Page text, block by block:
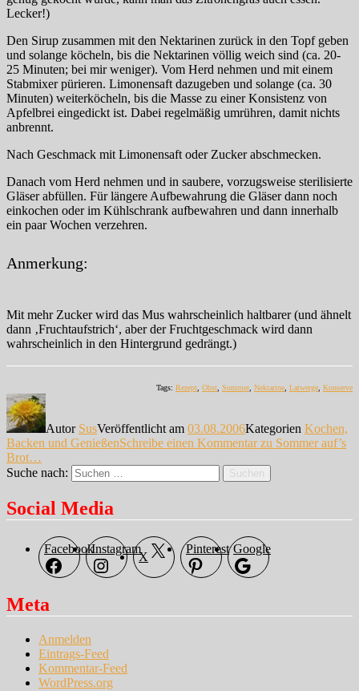
Lecker!)
Den Sirup zusammen mit den Nektarinen zurück in den Topf geben
und solange köcheln, bis die Nektarinen völlig weich sind (ca. 20-
25 Minuten; bei mir weniger). Vom Herd nehmen und mit einem
Stabmixer pürieren. Limonensaft dazugeben und solange (ca. 30
Minuten) weiterköcheln, bis die Masse zu einer Konsistenz von
Apfelbrei eingedickt ist. Dabei regelmäßig umrühren, damit nichts
anbrennt.
Nach Geschmack mit Limonensaft oder Zucker abschmecken.
Danach vom Herd nehmen und in saubere, vorzugsweise sterilisierte
Gläser abfüllen. Für längere Aufbewahrung die Gläser dann noch
einkochen oder im Kühlschrank aufbewahren und dann innerhalb
ein paar Wochen verzehren.
Anmerkung:
Mit mehr Zucker wird das Mus wahrscheinlich haltbarer (und ähnelt
dann ‚Fruchtaufstrich‘, aber der Fruchtgeschmack wird dann
wahrscheinlich in den Hintergrund gedrängt.)
Tags: Rezept, Obst, Sommer, Nektarine, Latwerge, Konserve
Autor SusVeröffentlicht am 03.08.2006Kategorien Kochen,
Backen und GenießenSchreibe einen Kommentarzu Sommer auf’s
Brot…
Suche nach:
Suchen
Social Media
FacebookInstagram
X
Pinterest Google
Meta
Anmelden
Eintrags-Feed
Kommentar-Feed
WordPress.org